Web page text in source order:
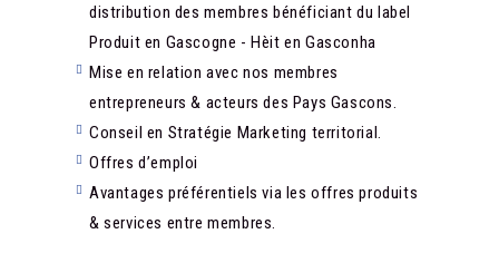
distribution des membres bénéficiant du label
Produit en Gascogne - Hèit en Gasconha
Mise en relation avec nos membres
entrepreneurs & acteurs des Pays Gascons.
Conseil en Stratégie Marketing territorial.
Offres d’emploi
Avantages préférentiels via les offres produits
& services entre membres.